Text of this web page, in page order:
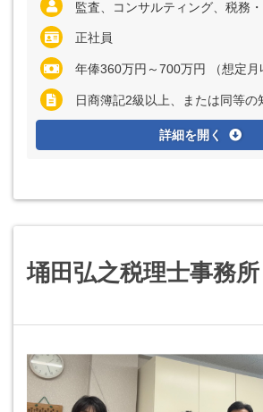
監査、コンサルティング、税務
正社員
年俸360万円～700万円 （想定月収：30万円～58万3333円） ※経験・能力を考慮の上、決定いたします ※上記に固定残業代（月37時間
日商簿記2級以上、または同等の
詳細を開く
埇田弘之税理士事務所